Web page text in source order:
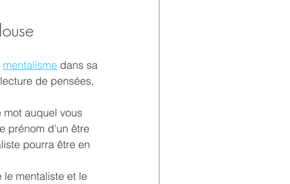
mentalisme dans sa
de pensées,
mot auquel vous
prénom d'un être
pourra être en
mentaliste et le